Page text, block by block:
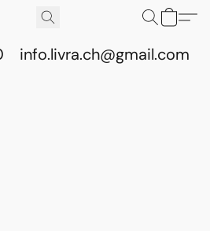
info.livra.ch@gmail.com